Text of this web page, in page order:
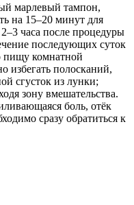
марлевый тампон,
на 15–20 минут для
часа после процедуры
последующих суток
пищу комнатной
избегать полосканий,
сгусток из лунки;
зону вмешательства.
боль, отёк
сразу обратиться к